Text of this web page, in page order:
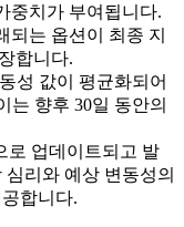
중치가 부여됩니다.
되는 옵션이 최종 지
합니다.
성 값이 평균화되어
는 향후 30일 동안의
로 업데이트되고 발
리와 예상 변동성의
합니다.